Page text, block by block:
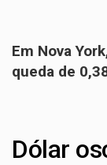
Em Nova
queda de
Dólar